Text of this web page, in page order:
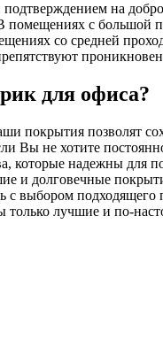
на
с большой
со средней
для офиса?
покрытия позволят
Вы не хотите
которые надежны для
и долговечные
с выбором
только лучшие и по-